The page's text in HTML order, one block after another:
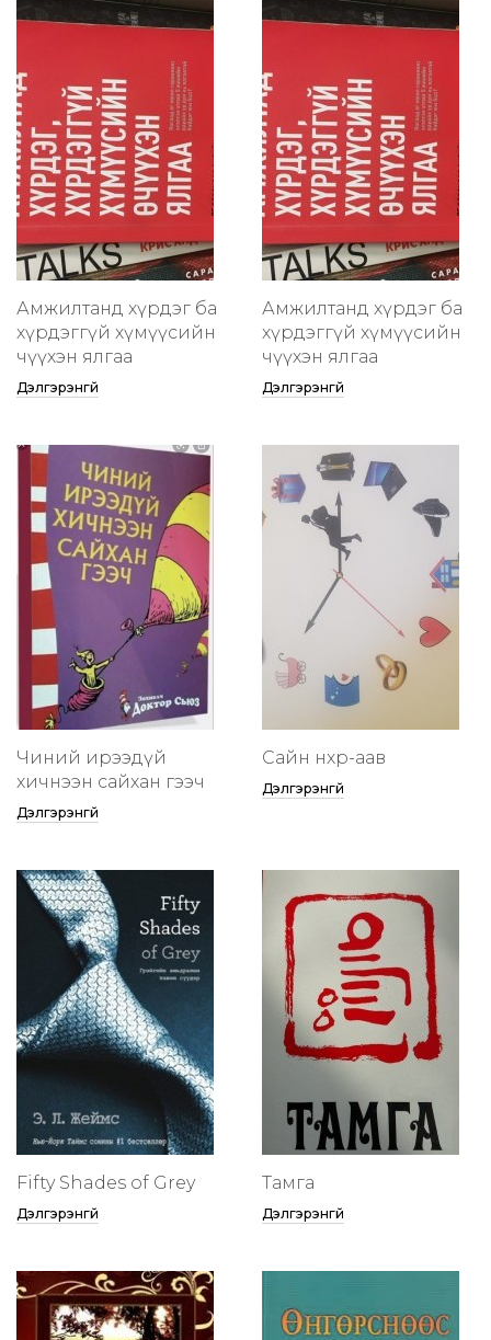
Амжилтанд хүрдэг ба
хүрдэггүй хүмүүсийн
өчүүхэн ялгаа
Дэлгэрэнгүй
Амжилтанд хүрдэг ба
хүрдэггүй хүмүүсийн
өчүүхэн ялгаа
Дэлгэрэнгүй
Чиний ирээдүй
хичнээн сайхан гээч
Дэлгэрэнгүй
Сайн нөхөр-аав
Дэлгэрэнгүй
Fifty Shades of Grey
Дэлгэрэнгүй
Тамга
Дэлгэрэнгүй